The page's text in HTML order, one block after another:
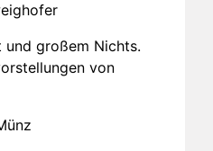
und großem Nichts.
von